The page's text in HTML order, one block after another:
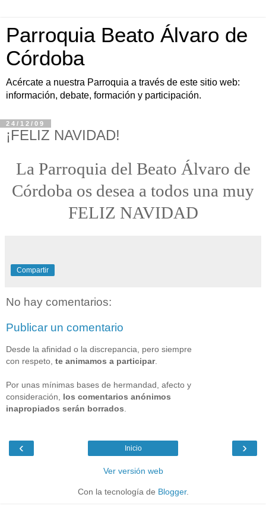
Parroquia Beato Álvaro de
Córdoba
Acércate a nuestra Parroquia a través de este sitio web:
información, debate, formación y participación.
24/12/09
¡FELIZ NAVIDAD!
La Parroquia del Beato Álvaro de
Córdoba os desea a todos una muy
FELIZ NAVIDAD
Compartir
No hay comentarios:
Publicar un comentario
Desde la afinidad o la discrepancia, pero siempre
con respeto, te animamos a participar.
Por unas mínimas bases de hermandad, afecto y
consideración, los comentarios anónimos
inapropiados serán borrados
‹ ›
Inicio
Ver versión web
Con la tecnología de Blogger.